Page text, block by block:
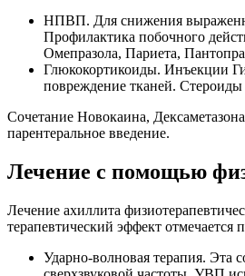
НПВП. Для снижения
Профилактика побочного
Омепразола, Париета,
Глюкокортикоиды. Инъекции
повреждение тканей. Стероиды
Сочетание Новокаина,
парентеральное введение.
Лечение с помощью
Лечение ахиллита
терапевтический эффект
Ударно-волновая терапия. Эта